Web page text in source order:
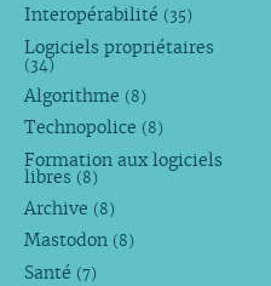
Interopérabilité (35)
Logiciels propriétaires
(34)
Algorithme (8)
Technopolice (8)
Formation aux logiciels
libres (8)
Archive (8)
Mastodon (8)
Santé (7)